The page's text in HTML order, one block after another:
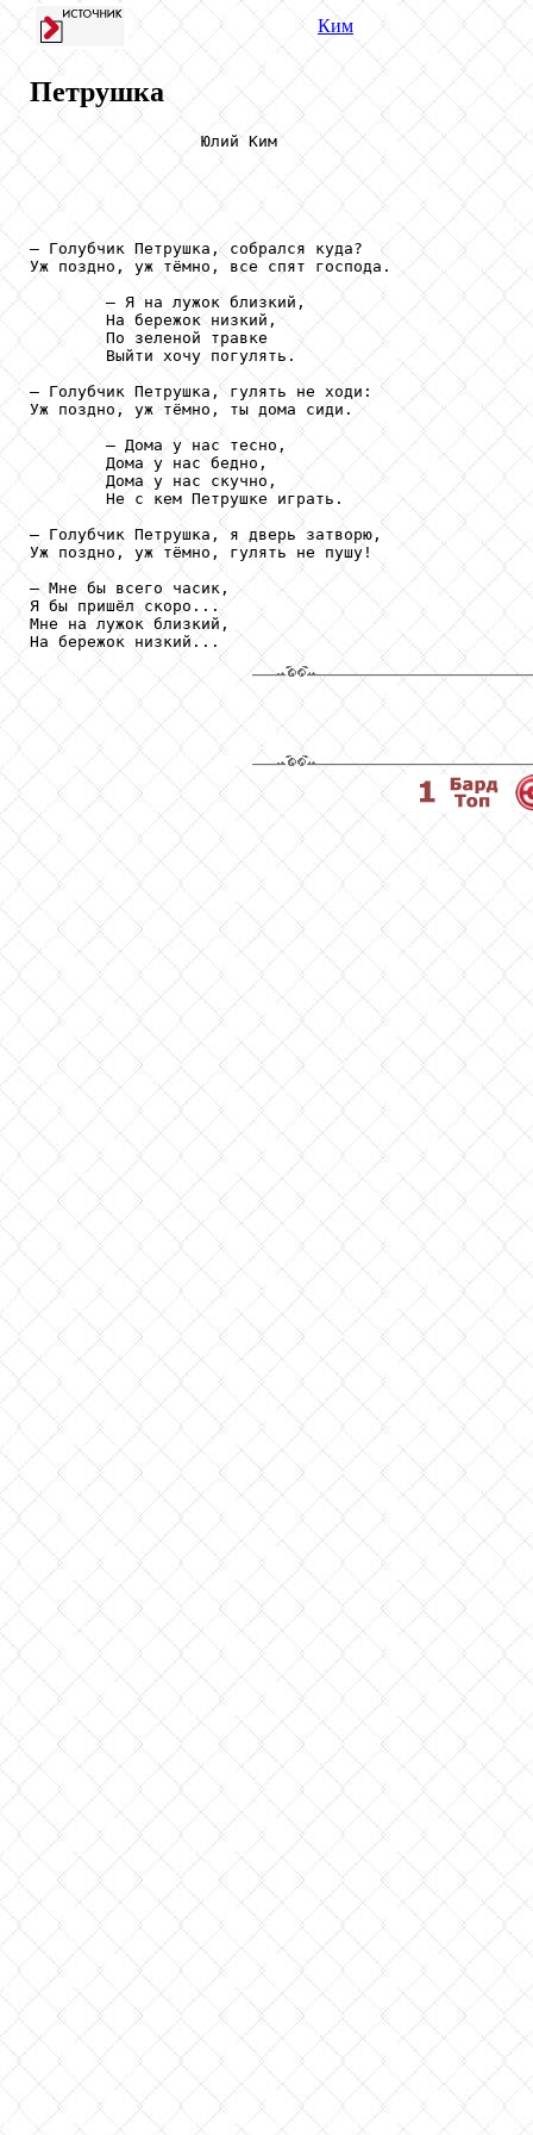
Ким
Петрушка
                  Юлий Ким
— Голубчик Петрушка, собрался куда?
Уж поздно, уж тёмно, все спят господа.
        — Я на лужок близкий,
        На бережок низкий,
        По зеленой травке
        Выйти хочу погулять.
— Голубчик Петрушка, гулять не ходи:
Уж поздно, уж тёмно, ты дома сиди.
        — Дома у нас тесно,
        Дома у нас бедно,
        Дома у нас скучно,
        Не с кем Петрушке играть.
— Голубчик Петрушка, я дверь затворю,
Уж поздно, уж тёмно, гулять не пушу!
— Мне бы всего часик,
Я бы пришёл скоро...
Мне на лужок близкий,
На бережок низкий...